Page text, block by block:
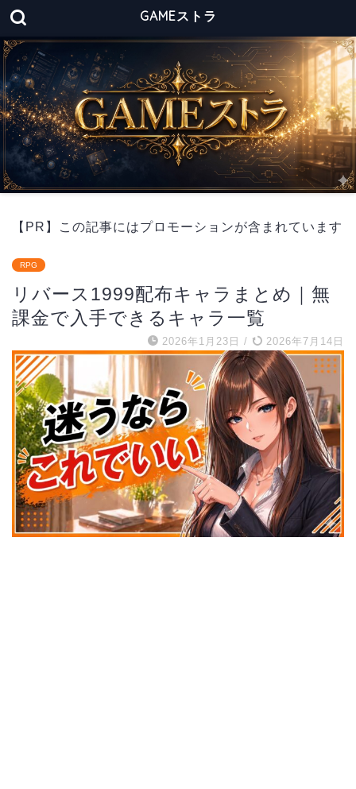
GAMEストラ
【PR】この記事にはプロモーションが含まれています
RPG
リバース1999配布キャラまとめ｜無
課金で入手できるキャラ一覧
2026年1月23日 / 2026年7月14日